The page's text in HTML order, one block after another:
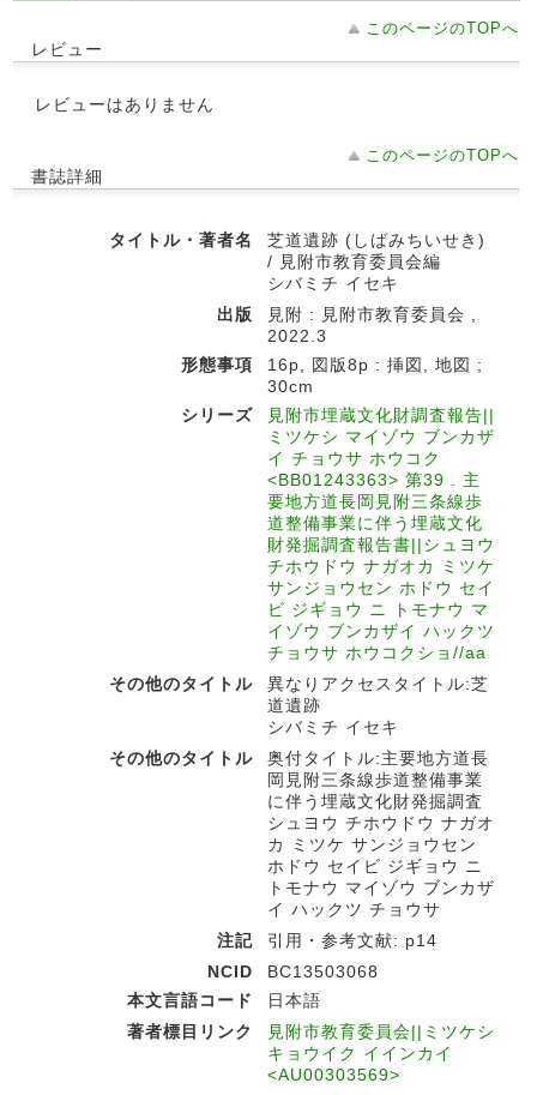
このページのTOPへ
レビュー
レビューはありません
このページのTOPへ
書誌詳細
タイトル・著者名
芝道遺跡 (しばみちいせき)
/ 見附市教育委員会編
シバミチ イセキ
出版
見附 : 見附市教育委員会 ,
2022.3
形態事項
16p, 図版8p : 挿図, 地図 ;
30cm
シリーズ
見附市埋蔵文化財調査報告||
ミツケシ マイゾウ ブンカザ
イ チョウサ ホウコク
<BB01243363> 第39 . 主
要地方道長岡見附三条線歩
道整備事業に伴う埋蔵文化
財発掘調査報告書||シュヨウ
チホウドウ ナガオカ ミツケ
サンジョウセン ホドウ セイ
ビ ジギョウ ニ トモナウ マ
イゾウ ブンカザイ ハックツ
チョウサ ホウコクショ//aa
その他のタイトル
異なりアクセスタイトル:芝
道遺跡
シバミチ イセキ
その他のタイトル
奥付タイトル:主要地方道長
岡見附三条線歩道整備事業
に伴う埋蔵文化財発掘調査
シュヨウ チホウドウ ナガオ
カ ミツケ サンジョウセン
ホドウ セイビ ジギョウ ニ
トモナウ マイゾウ ブンカザ
イ ハックツ チョウサ
注記
引用・参考文献: p14
NCID
BC13503068
本文言語コード
日本語
著者標目リンク
見附市教育委員会||ミツケシ
キョウイク イインカイ
<AU00303569>